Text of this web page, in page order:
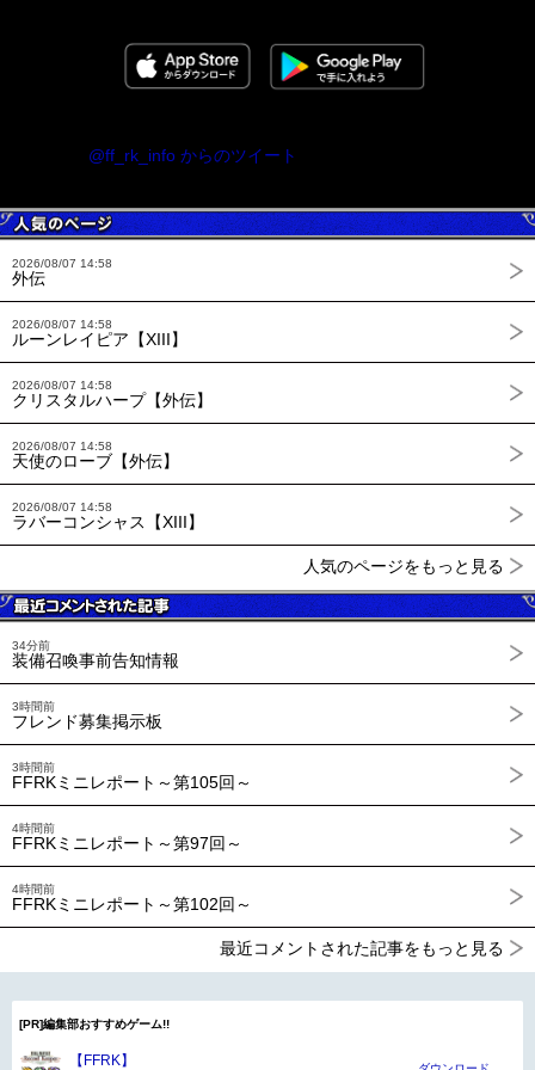
@ff_rk_info からのツイート
2026/08/07 14:58
外伝
2026/08/07 14:58
ルーンレイピア【XIII】
2026/08/07 14:58
クリスタルハープ【外伝】
2026/08/07 14:58
天使のローブ【外伝】
2026/08/07 14:58
ラバーコンシャス【XIII】
人気のページをもっと見る
34分前
装備召喚事前告知情報
3時間前
フレンド募集掲示板
3時間前
FFRKミニレポート～第105回～
4時間前
FFRKミニレポート～第97回～
4時間前
FFRKミニレポート～第102回～
最近コメントされた記事をもっと見る
[PR]編集部おすすめゲーム!!
【FFRK】